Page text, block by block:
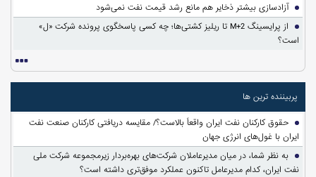
آزادسازی بیشتر ذخایر هم مانع رشد قیمت نفت نمی‌شود
از پرایسینگ M+2 تا ریلیز کشتی‌ها؛ چه کسی پاسخگوی پرونده شرکت «ل»
است؟
پربیننده ترین ها
حقوق کارکنان نفت ایران واقعاً بالاست؟/ مقایسه دریافتی کارکنان صنعت نفت
ایران با غول‌های انرژی جهان
به نظر شما، در میان مدیرعاملان شرکت‌های بهره‌بردار زیرمجموعه شرکت ملی
نفت ایران، کدام مدیرعامل تاکنون عملکرد موفق‌تری داشته است؟